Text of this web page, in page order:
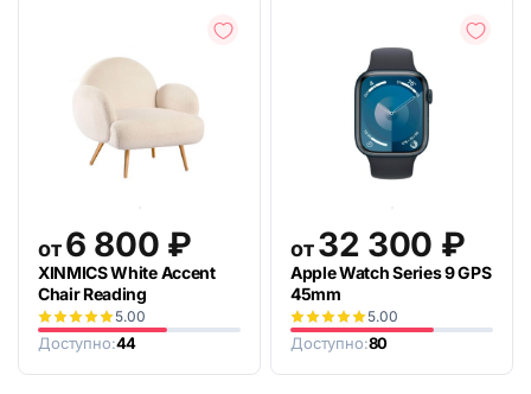
от6 800 ₽
XINMICS White Accent
Chair Reading
5.00
Доступно:44
от32 300 ₽
Apple Watch Series 9 GPS
45mm
5.00
Доступно:80